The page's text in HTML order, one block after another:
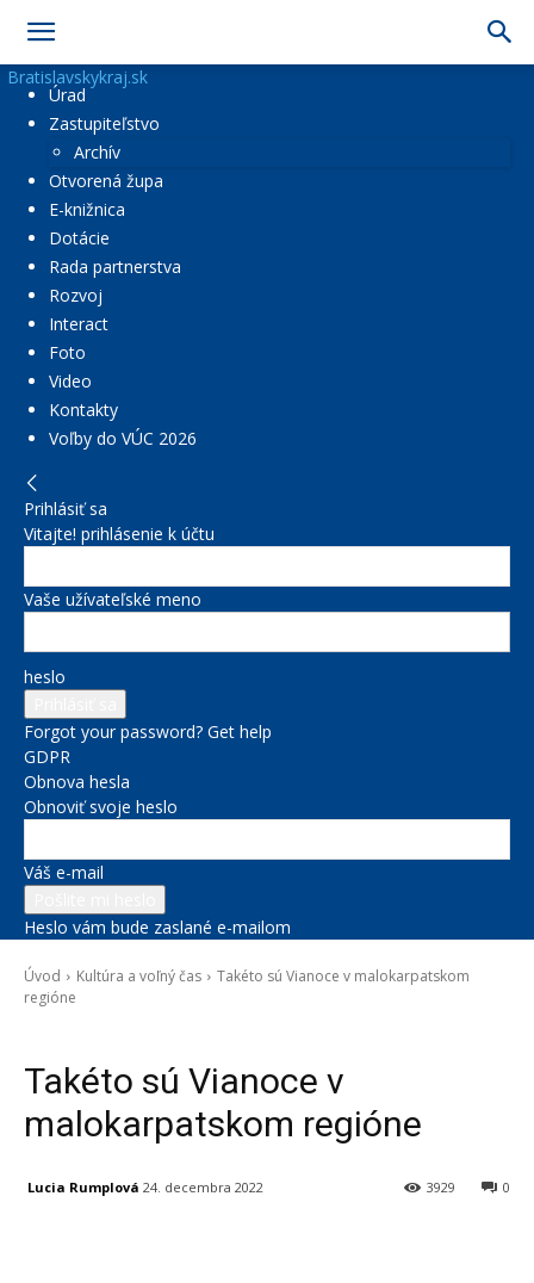
Bratislavskykraj.sk
Úrad
Zastupiteľstvo
Archív
Otvorená župa
E-knižnica
Dotácie
Rada partnerstva
Rozvoj
Interact
Foto
Video
Kontakty
Voľby do VÚC 2026
Prihlásiť sa
Vitajte! prihlásenie k účtu
Vaše užívateľské meno
heslo
Forgot your password? Get help
GDPR
Obnova hesla
Obnoviť svoje heslo
Váš e-mail
Heslo vám bude zaslané e-mailom
Úvod Kultúra a voľný čas
Takéto sú Vianoce v malokarpatskom
regióne
Takéto sú Vianoce v
malokarpatskom regióne
Lucia Rumplová 24. decembra 2022 0
3929